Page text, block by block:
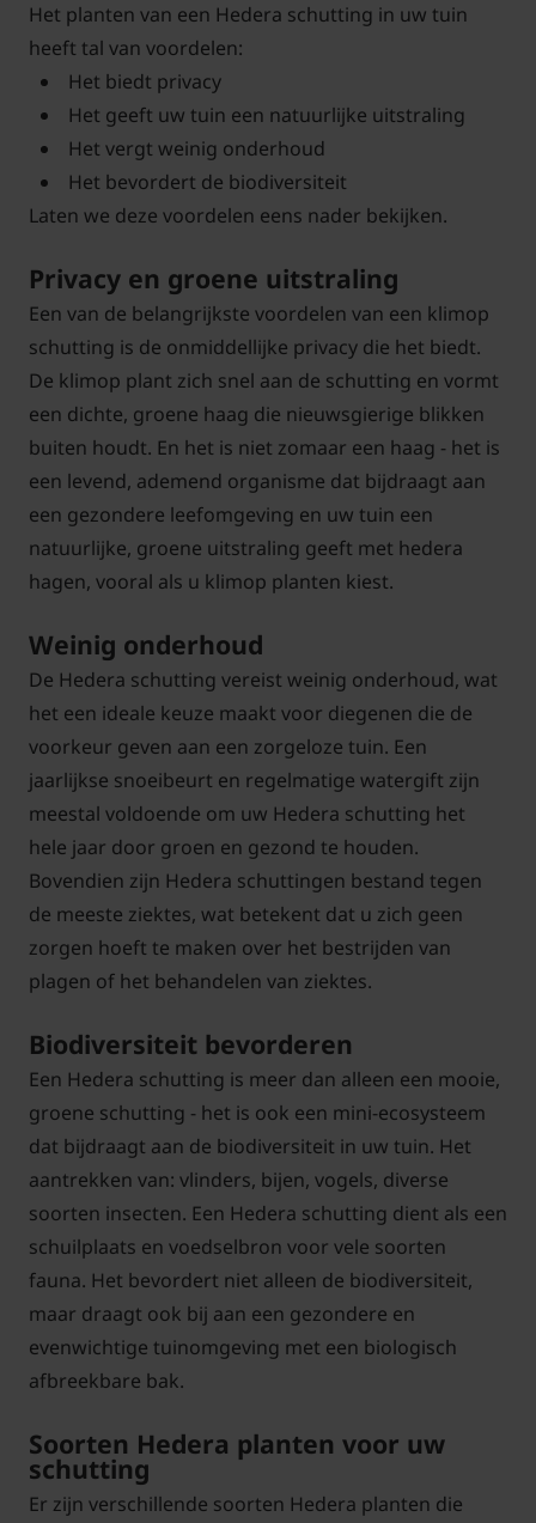
Het planten van een Hedera schutting in uw tuin
heeft tal van voordelen:
Het biedt privacy
Het geeft uw tuin een natuurlijke uitstraling
Het vergt weinig onderhoud
Het bevordert de biodiversiteit
Laten we deze voordelen eens nader bekijken.
Privacy en groene uitstraling
Een van de belangrijkste voordelen van een klimop
schutting is de onmiddellijke privacy die het biedt.
De klimop plant zich snel aan de schutting en vormt
een dichte, groene haag die nieuwsgierige blikken
buiten houdt. En het is niet zomaar een haag - het is
een levend, ademend organisme dat bijdraagt aan
een gezondere leefomgeving en uw tuin een
natuurlijke, groene uitstraling geeft met hedera
hagen, vooral als u klimop planten kiest.
Weinig onderhoud
De Hedera schutting vereist weinig onderhoud, wat
het een ideale keuze maakt voor diegenen die de
voorkeur geven aan een zorgeloze tuin. Een
jaarlijkse snoeibeurt en regelmatige watergift zijn
meestal voldoende om uw Hedera schutting het
hele jaar door groen en gezond te houden.
Bovendien zijn Hedera schuttingen bestand tegen
de meeste ziektes, wat betekent dat u zich geen
zorgen hoeft te maken over het bestrijden van
plagen of het behandelen van ziektes.
Biodiversiteit bevorderen
Een Hedera schutting is meer dan alleen een mooie,
groene schutting - het is ook een mini-ecosysteem
dat bijdraagt aan de biodiversiteit in uw tuin. Het
aantrekken van: vlinders, bijen, vogels, diverse
soorten insecten. Een Hedera schutting dient als een
schuilplaats en voedselbron voor vele soorten
fauna. Het bevordert niet alleen de biodiversiteit,
maar draagt ook bij aan een gezondere en
evenwichtige tuinomgeving met een biologisch
afbreekbare bak.
Soorten Hedera planten voor uw
schutting
Er zijn verschillende soorten Hedera planten die